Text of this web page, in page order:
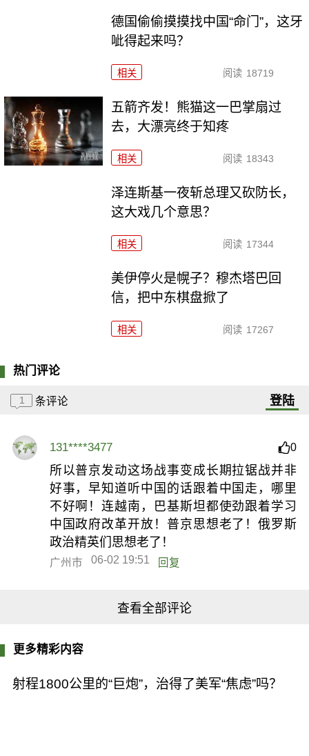
德国偷偷摸摸找中国“命门”，这牙
呲得起来吗？
相关 阅读 18719
五箭齐发！熊猫这一巴掌扇过
去，大漂亮终于知疼
相关 阅读 18343
泽连斯基一夜斩总理又砍防长，
这大戏几个意思？
相关 阅读 17344
美伊停火是幌子？穆杰塔巴回
信，把中东棋盘掀了
相关 阅读 17267
热门评论
1 条评论 登陆
131****3477 0
所以普京发动这场战事变成长期拉锯战并非
好事，早知道听中国的话跟着中国走，哪里
不好啊！连越南，巴基斯坦都使劲跟着学习
中国政府改革开放！普京思想老了！俄罗斯
政治精英们思想老了！
广州市 06-02 19:51 回复
查看全部评论
更多精彩内容
射程1800公里的“巨炮”，治得了美军“焦虑”吗？